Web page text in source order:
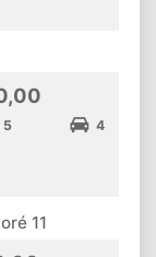
5 4
11